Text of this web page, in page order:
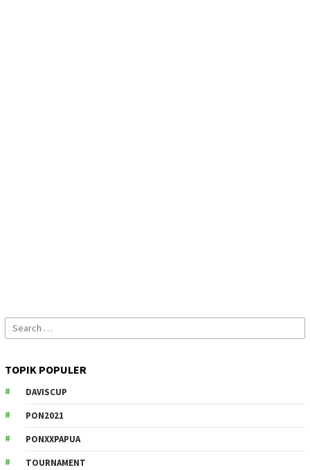
Search
for:
TOPIK POPULER
DAVISCUP
PON2021
PONXXPAPUA
TOURNAMENT